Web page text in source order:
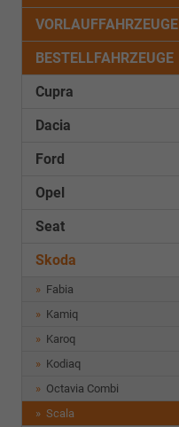
VORLAUFFAHRZEUGE
BESTELLFAHRZEUGE
Cupra
Dacia
Ford
Opel
Seat
Skoda
Fabia
Kamiq
Karoq
Kodiaq
Octavia Combi
Scala